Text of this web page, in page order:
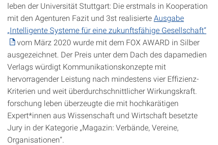
leben der Universität Stuttgart: Die erstmals in Kooperation
mit den Agenturen Fazit und 3st realisierteAusgabe
„Intelligente Systeme für eine zukunftsfähige Gesellschaft“
vom März 2020 wurde mit dem FOX AWARD in Silber
ausgezeichnet. Der Preis unter dem Dach des dapamedien
Verlags würdigt Kommunikationskonzepte mit
hervorragender Leistung nach mindestens vier Effizienz-
Kriterien und weit überdurchschnittlicher Wirkungskraft.
forschung leben überzeugte die mit hochkarätigen
Expert*innen aus Wissenschaft und Wirtschaft besetzte
Jury in der Kategorie „Magazin: Verbände, Vereine,
Organisationen“.